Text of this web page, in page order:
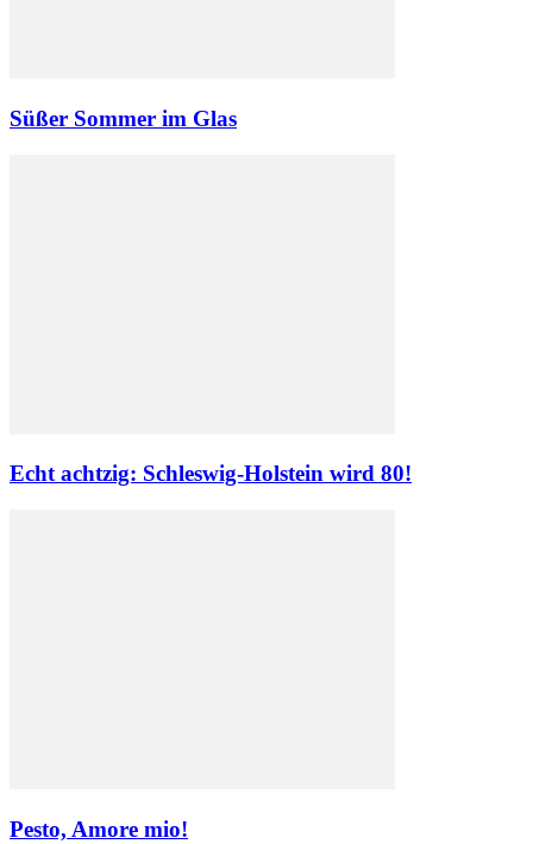
Süßer Sommer im Glas
Echt achtzig: Schleswig-Holstein wird 80!
Pesto, Amore mio!